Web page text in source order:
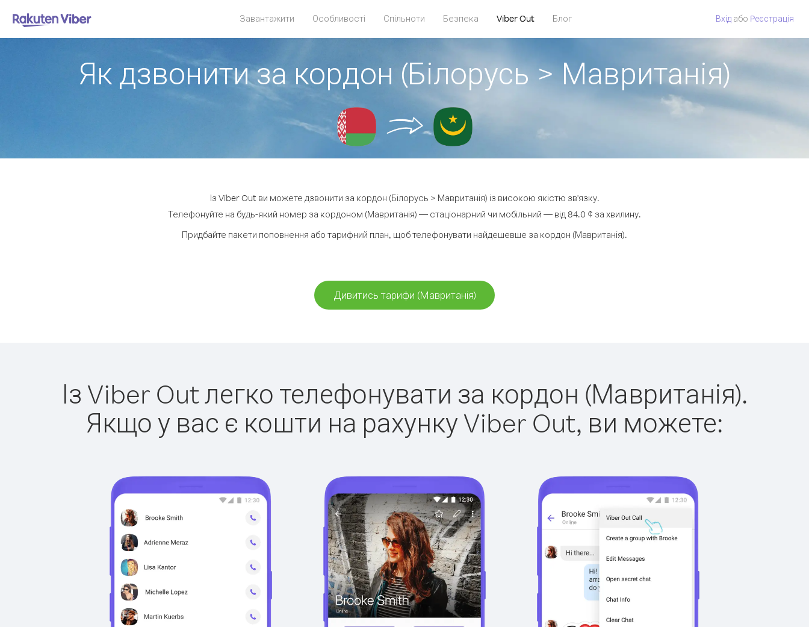
Завантажити Особливості Спільноти Безпека Viber Out Блог Вхід або Pеєстрація
Як дзвонити за кордон (Білорусь > Мавританія)
Із Viber Out ви можете дзвонити за кордон (Білорусь > Мавританія) із високою якістю зв'язку.
Телефонуйте на будь-який номер за кордоном (Мавританія) — стаціонарний чи мобільний — від 84.0 ¢ за хвилину.
Придбайте пакети поповнення або тарифний план, щоб телефонувати найдешевше за кордон (Мавританія).
Дивитись тарифи (Мавританія)
Із Viber Out легко телефонувати за кордон (Мавританія).
Якщо у вас є кошти на рахунку Viber Out, ви можете: